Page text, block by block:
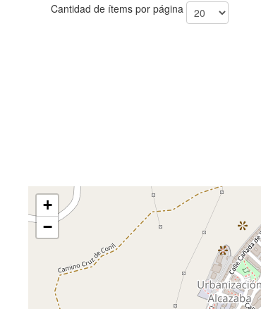
Cantidad de ítems por página
+
−